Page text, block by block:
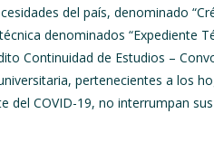
del país, denominado
denominados “Expediente
Continuidad de Estudios –
pertenecientes a los
del COVID-19, no interrumpan